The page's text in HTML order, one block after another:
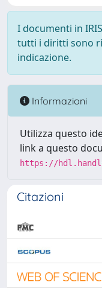
I documenti in
tutti i diritti sono
indicazione.
Informazioni
Utilizza questo
link a questo
https://
Citazioni